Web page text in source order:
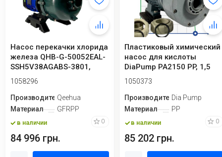
Насос перекачки хлорида
железа QHB-G-50052EAL-
SSH5V38AGABS-3801,
GFRPP, 4kW, ...
1058296
ПроизводительQeehua
Материал
GFRPP
в наличии 0
84 996 грн.
Пластиковый химический
насос для кислоты
DiaPump PA2150 PP, 1,5
кВт, 3000 об/...
1050373
ПроизводительDia Pump
Материал
PP
в наличии 0
85 202 грн.